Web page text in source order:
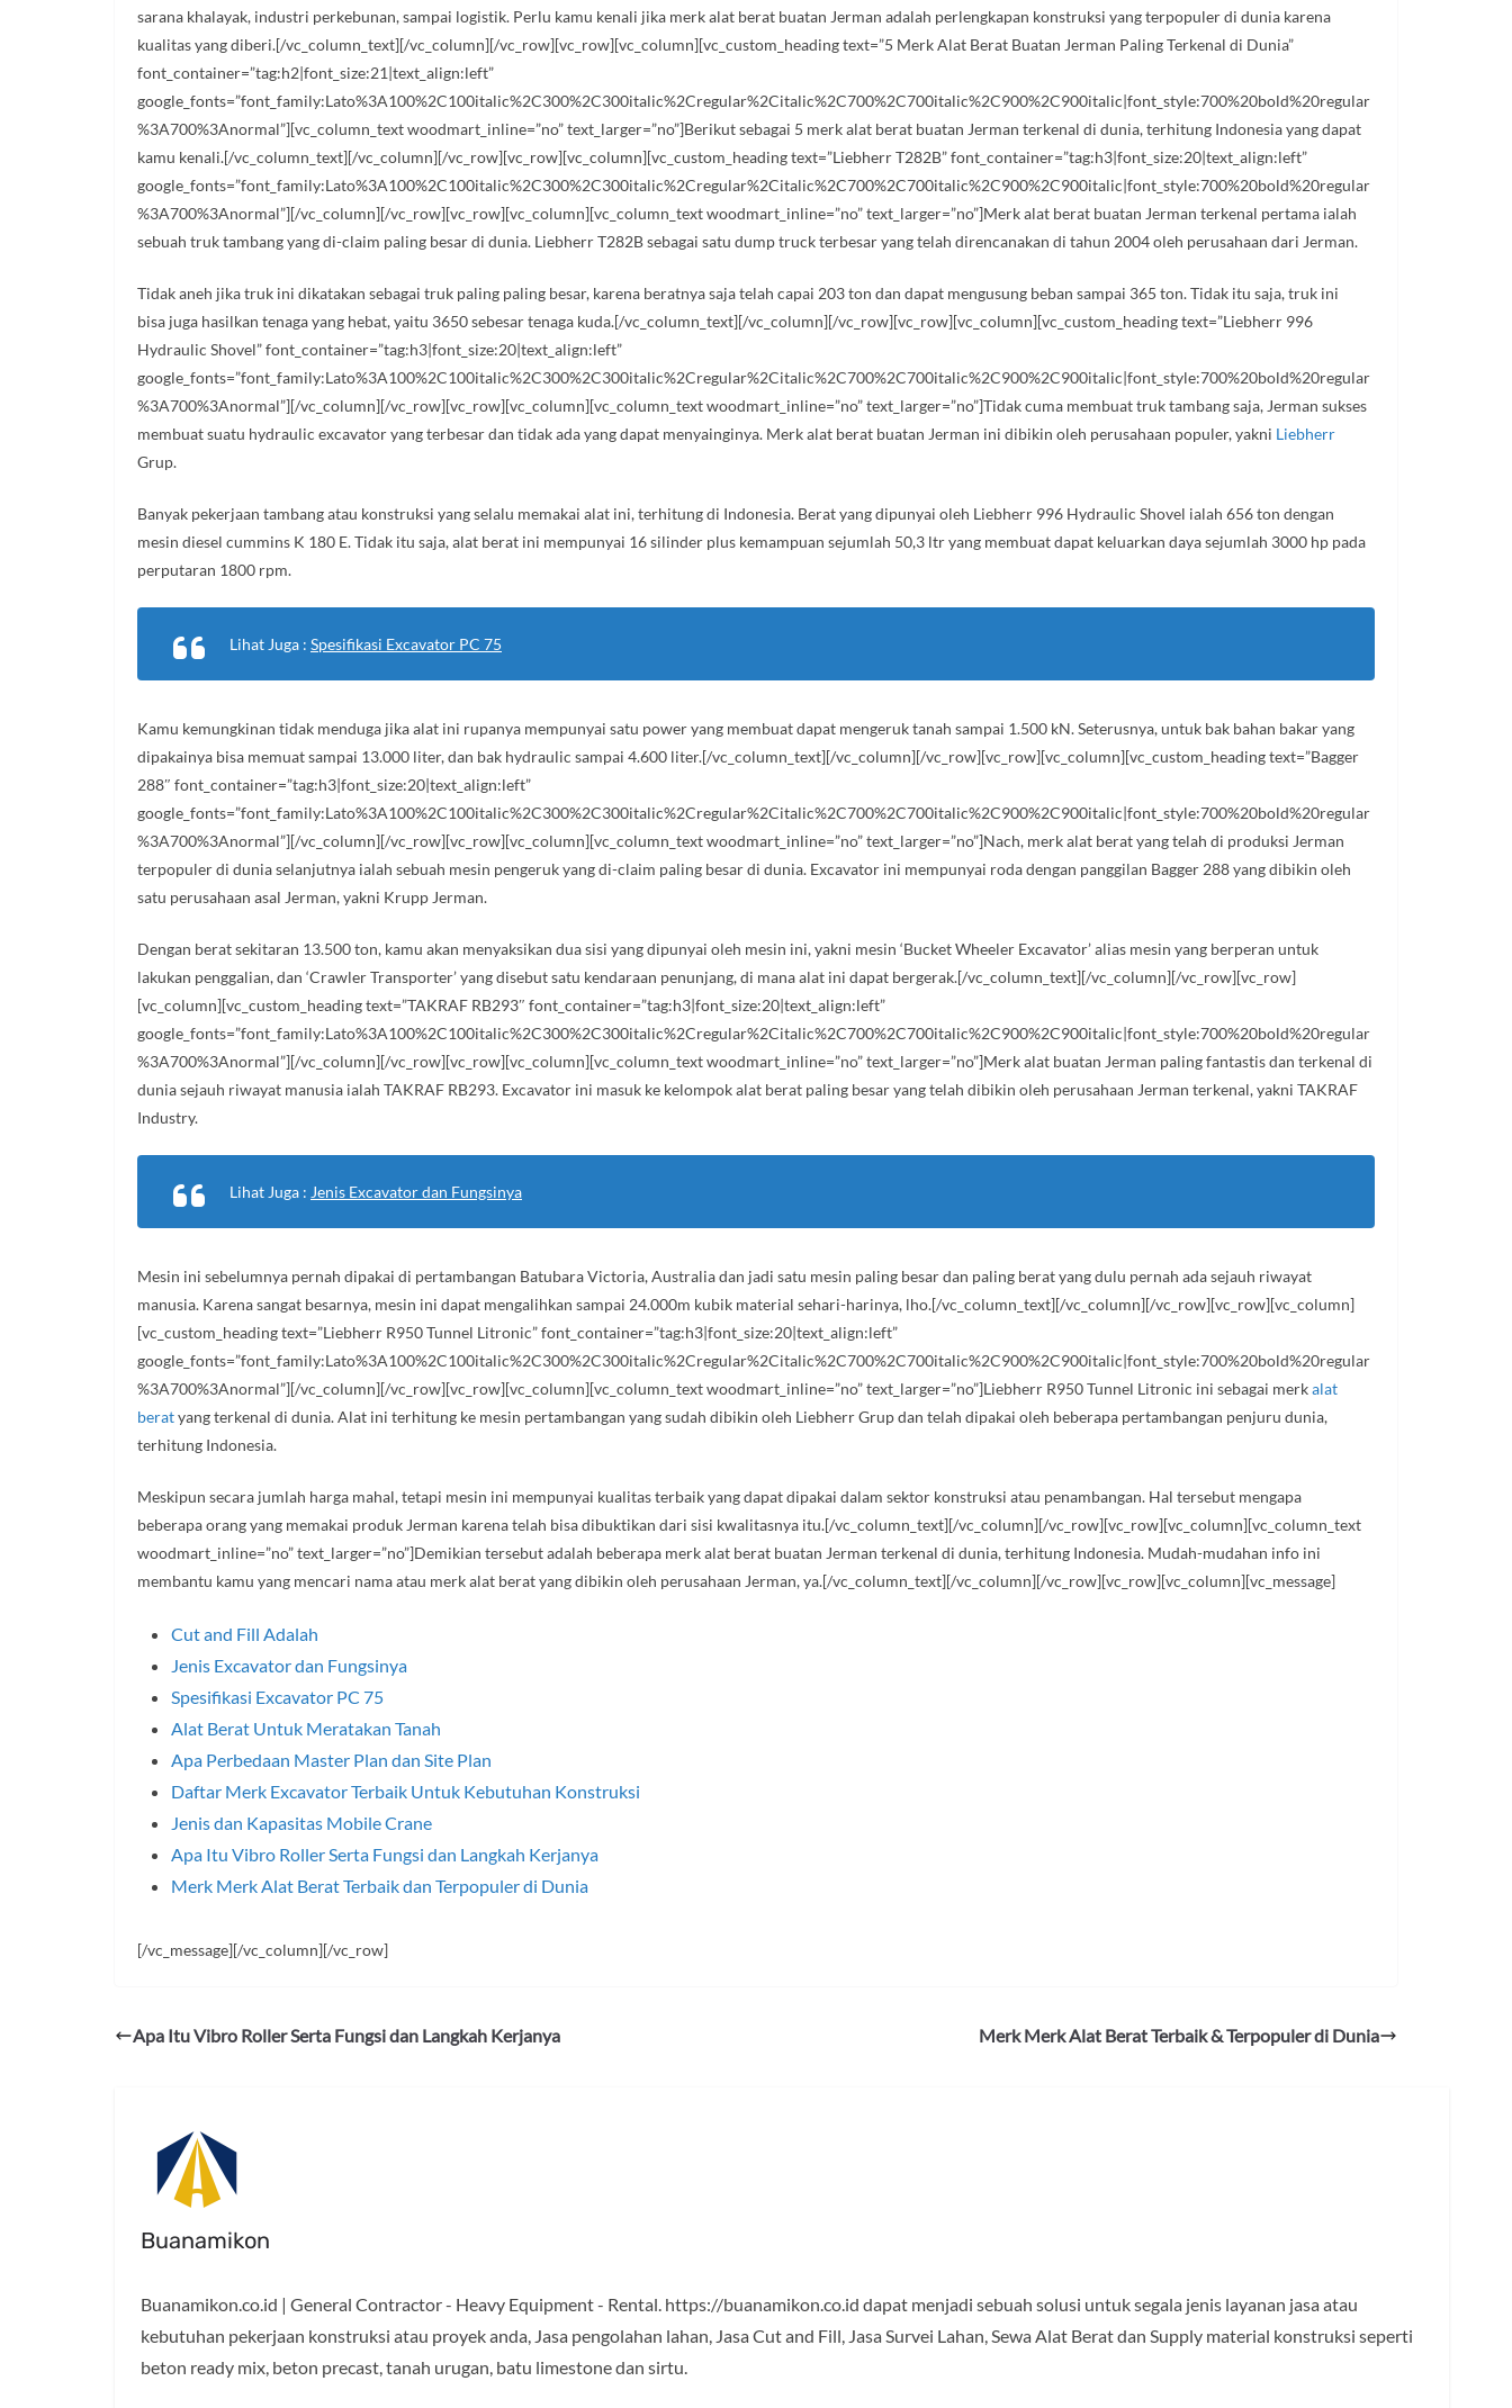
sarana khalayak, industri perkebunan, sampai logistik. Perlu kamu kenali jika merk alat berat buatan Jerman adalah perlengkapan konstruksi yang terpopuler di dunia karena
kualitas yang diberi.[/vc_column_text][/vc_column][/vc_row][vc_row][vc_column][vc_custom_heading text=”5 Merk Alat Berat Buatan Jerman Paling Terkenal di Dunia”
font_container=”tag:h2|font_size:21|text_align:left”
google_fonts=”font_family:Lato%3A100%2C100italic%2C300%2C300italic%2Cregular%2Citalic%2C700%2C700italic%2C900%2C900italic|font_style:700%20bold%20regular
%3A700%3Anormal”][vc_column_text woodmart_inline=”no” text_larger=”no”]Berikut sebagai 5 merk alat berat buatan Jerman terkenal di dunia, terhitung Indonesia yang dapat
kamu kenali.[/vc_column_text][/vc_column][/vc_row][vc_row][vc_column][vc_custom_heading text=”Liebherr T282B” font_container=”tag:h3|font_size:20|text_align:left”
google_fonts=”font_family:Lato%3A100%2C100italic%2C300%2C300italic%2Cregular%2Citalic%2C700%2C700italic%2C900%2C900italic|font_style:700%20bold%20regular
%3A700%3Anormal”][/vc_column][/vc_row][vc_row][vc_column][vc_column_text woodmart_inline=”no” text_larger=”no”]Merk alat berat buatan Jerman terkenal pertama ialah
sebuah truk tambang yang di-claim paling besar di dunia. Liebherr T282B sebagai satu dump truck terbesar yang telah direncanakan di tahun 2004 oleh perusahaan dari Jerman.
Tidak aneh jika truk ini dikatakan sebagai truk paling paling besar, karena beratnya saja telah capai 203 ton dan dapat mengusung beban sampai 365 ton. Tidak itu saja, truk ini
bisa juga hasilkan tenaga yang hebat, yaitu 3650 sebesar tenaga kuda.[/vc_column_text][/vc_column][/vc_row][vc_row][vc_column][vc_custom_heading text=”Liebherr 996
Hydraulic Shovel” font_container=”tag:h3|font_size:20|text_align:left”
google_fonts=”font_family:Lato%3A100%2C100italic%2C300%2C300italic%2Cregular%2Citalic%2C700%2C700italic%2C900%2C900italic|font_style:700%20bold%20regular
%3A700%3Anormal”][/vc_column][/vc_row][vc_row][vc_column][vc_column_text woodmart_inline=”no” text_larger=”no”]Tidak cuma membuat truk tambang saja, Jerman sukses
membuat suatu hydraulic excavator yang terbesar dan tidak ada yang dapat menyainginya. Merk alat berat buatan Jerman ini dibikin oleh perusahaan populer, yakni Liebherr
Grup.
Banyak pekerjaan tambang atau konstruksi yang selalu memakai alat ini, terhitung di Indonesia. Berat yang dipunyai oleh Liebherr 996 Hydraulic Shovel ialah 656 ton dengan
mesin diesel cummins K 180 E. Tidak itu saja, alat berat ini mempunyai 16 silinder plus kemampuan sejumlah 50,3 ltr yang membuat dapat keluarkan daya sejumlah 3000 hp pada
perputaran 1800 rpm.
Lihat Juga : Spesifikasi Excavator PC 75
Kamu kemungkinan tidak menduga jika alat ini rupanya mempunyai satu power yang membuat dapat mengeruk tanah sampai 1.500 kN. Seterusnya, untuk bak bahan bakar yang
dipakainya bisa memuat sampai 13.000 liter, dan bak hydraulic sampai 4.600 liter.[/vc_column_text][/vc_column][/vc_row][vc_row][vc_column][vc_custom_heading text=”Bagger
288″ font_container=”tag:h3|font_size:20|text_align:left”
google_fonts=”font_family:Lato%3A100%2C100italic%2C300%2C300italic%2Cregular%2Citalic%2C700%2C700italic%2C900%2C900italic|font_style:700%20bold%20regular
%3A700%3Anormal”][/vc_column][/vc_row][vc_row][vc_column][vc_column_text woodmart_inline=”no” text_larger=”no”]Nach, merk alat berat yang telah di produksi Jerman
terpopuler di dunia selanjutnya ialah sebuah mesin pengeruk yang di-claim paling besar di dunia. Excavator ini mempunyai roda dengan panggilan Bagger 288 yang dibikin oleh
satu perusahaan asal Jerman, yakni Krupp Jerman.
Dengan berat sekitaran 13.500 ton, kamu akan menyaksikan dua sisi yang dipunyai oleh mesin ini, yakni mesin ‘Bucket Wheeler Excavator’ alias mesin yang berperan untuk
lakukan penggalian, dan ‘Crawler Transporter’ yang disebut satu kendaraan penunjang, di mana alat ini dapat bergerak.[/vc_column_text][/vc_column][/vc_row][vc_row]
[vc_column][vc_custom_heading text=”TAKRAF RB293″ font_container=”tag:h3|font_size:20|text_align:left”
google_fonts=”font_family:Lato%3A100%2C100italic%2C300%2C300italic%2Cregular%2Citalic%2C700%2C700italic%2C900%2C900italic|font_style:700%20bold%20regular
%3A700%3Anormal”][/vc_column][/vc_row][vc_row][vc_column][vc_column_text woodmart_inline=”no” text_larger=”no”]Merk alat buatan Jerman paling fantastis dan terkenal di
dunia sejauh riwayat manusia ialah TAKRAF RB293. Excavator ini masuk ke kelompok alat berat paling besar yang telah dibikin oleh perusahaan Jerman terkenal, yakni TAKRAF
Industry.
Lihat Juga : Jenis Excavator dan Fungsinya
Mesin ini sebelumnya pernah dipakai di pertambangan Batubara Victoria, Australia dan jadi satu mesin paling besar dan paling berat yang dulu pernah ada sejauh riwayat
manusia. Karena sangat besarnya, mesin ini dapat mengalihkan sampai 24.000m kubik material sehari-harinya, lho.[/vc_column_text][/vc_column][/vc_row][vc_row][vc_column]
[vc_custom_heading text=”Liebherr R950 Tunnel Litronic” font_container=”tag:h3|font_size:20|text_align:left”
google_fonts=”font_family:Lato%3A100%2C100italic%2C300%2C300italic%2Cregular%2Citalic%2C700%2C700italic%2C900%2C900italic|font_style:700%20bold%20regular
%3A700%3Anormal”][/vc_column][/vc_row][vc_row][vc_column][vc_column_text woodmart_inline=”no” text_larger=”no”]Liebherr R950 Tunnel Litronic ini sebagai merkalat
beratyang terkenal di dunia. Alat ini terhitung ke mesin pertambangan yang sudah dibikin oleh Liebherr Grup dan telah dipakai oleh beberapa pertambangan penjuru dunia,
terhitung Indonesia.
Meskipun secara jumlah harga mahal, tetapi mesin ini mempunyai kualitas terbaik yang dapat dipakai dalam sektor konstruksi atau penambangan. Hal tersebut mengapa
beberapa orang yang memakai produk Jerman karena telah bisa dibuktikan dari sisi kwalitasnya itu.[/vc_column_text][/vc_column][/vc_row][vc_row][vc_column][vc_column_text
woodmart_inline=”no” text_larger=”no”]Demikian tersebut adalah beberapa merk alat berat buatan Jerman terkenal di dunia, terhitung Indonesia. Mudah-mudahan info ini
membantu kamu yang mencari nama atau merk alat berat yang dibikin oleh perusahaan Jerman, ya.[/vc_column_text][/vc_column][/vc_row][vc_row][vc_column][vc_message]
Cut and Fill Adalah
Jenis Excavator dan Fungsinya
Spesifikasi Excavator PC 75
Alat Berat Untuk Meratakan Tanah
Apa Perbedaan Master Plan dan Site Plan
Daftar Merk Excavator Terbaik Untuk Kebutuhan Konstruksi
Jenis dan Kapasitas Mobile Crane
Apa Itu Vibro Roller Serta Fungsi dan Langkah Kerjanya
Merk Merk Alat Berat Terbaik dan Terpopuler di Dunia
[/vc_message][/vc_column][/vc_row]
Apa Itu Vibro Roller Serta Fungsi dan Langkah Kerjanya Merk Merk Alat Berat Terbaik & Terpopuler di Dunia
Buanamikon
Buanamikon.co.id | General Contractor - Heavy Equipment - Rental. https://buanamikon.co.id dapat menjadi sebuah solusi untuk segala jenis layanan jasa atau
kebutuhan pekerjaan konstruksi atau proyek anda, Jasa pengolahan lahan, Jasa Cut and Fill, Jasa Survei Lahan, Sewa Alat Berat dan Supply material konstruksi seperti
beton ready mix, beton precast, tanah urugan, batu limestone dan sirtu.